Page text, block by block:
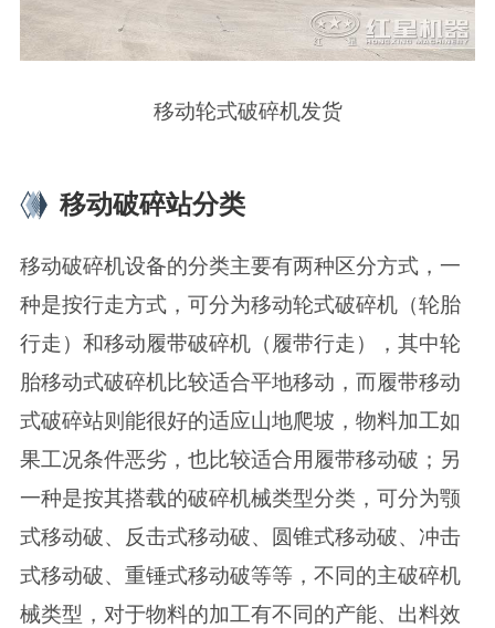
移动轮式破碎机发货
移动破碎站分类
移动破碎机设备的分类主要有两种区分方式，一
种是按行走方式，可分为移动轮式破碎机（轮胎
行走）和移动履带破碎机（履带行走），其中轮
胎移动式破碎机比较适合平地移动，而履带移动
式破碎站则能很好的适应山地爬坡，物料加工如
果工况条件恶劣，也比较适合用履带移动破；另
一种是按其搭载的破碎机械类型分类，可分为颚
式移动破、反击式移动破、圆锥式移动破、冲击
式移动破、重锤式移动破等等，不同的主破碎机
械类型，对于物料的加工有不同的产能、出料效